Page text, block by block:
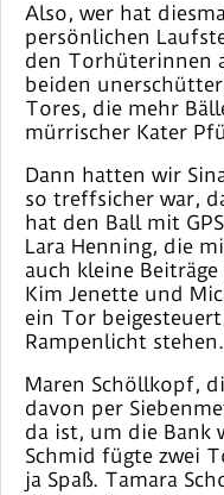
Also, wer hat
persönlichen
den Torhüterinnen
beiden
Tores, die mehr
mürrischer Kater
Dann hatten wir
so treffsicher war,
hat den Ball mit
Lara Henning, die
auch kleine
Kim Jenette und
ein Tor
Rampenlicht stehen.
Maren Schöllkopf,
davon per
da ist, um die Bank
Schmid fügte zwei
ja Spaß. Tamara